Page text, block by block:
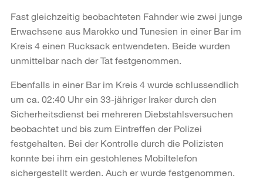
Fast gleichzeitig beobachteten Fahnder wie zwei junge
Erwachsene aus Marokko und Tunesien in einer Bar im
Kreis 4 einen Rucksack entwendeten. Beide wurden
unmittelbar nach der Tat festgenommen.
Ebenfalls in einer Bar im Kreis 4 wurde schlussendlich
um ca. 02:40 Uhr ein 33-jähriger Iraker durch den
Sicherheitsdienst bei mehreren Diebstahlsversuchen
beobachtet und bis zum Eintreffen der Polizei
festgehalten. Bei der Kontrolle durch die Polizisten
konnte bei ihm ein gestohlenes Mobiltelefon
sichergestellt werden. Auch er wurde festgenommen.